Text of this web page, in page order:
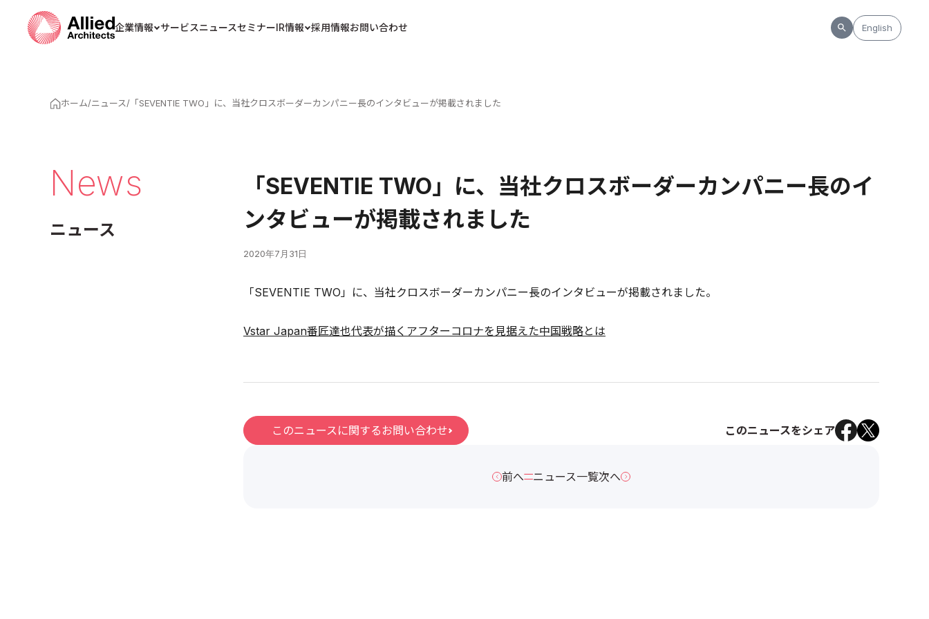
企業情報 サービスニュースセミナーIR情報 採用情報お問い合わせ English
ホーム/ニュース/ 「SEVENTIE TWO」に、当社クロスボーダーカンパニー長のインタビューが掲載されました
News
ニュース
「SEVENTIE TWO」に、当社クロスボーダーカンパニー長のイ
ンタビューが掲載されました
2020年7月31日
「SEVENTIE TWO」に、当社クロスボーダーカンパニー長のインタビューが掲載されました。
Vstar Japan番匠達也代表が描くアフターコロナを見据えた中国戦略とは
このニュースに関するお問い合わせ このニュースをシェア
前へ ニュース一覧次へ